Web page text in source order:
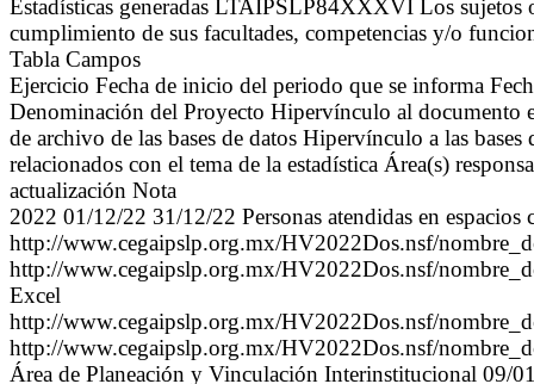
Estadísticas generadas LTAIPSLP84XXXVI Los sujetos
cumplimiento de sus facultades, competencias y/o
Tabla Campos
Ejercicio Fecha de inicio del periodo que se informa
Denominación del Proyecto Hipervínculo al documento
de archivo de las bases de datos Hipervínculo a las
relacionados con el tema de la estadística Área(s)
actualización Nota
2022 01/12/22 31/12/22 Personas atendidas en
http://www.cegaipslp.org.mx/HV2022Dos.nsf/
http://www.cegaipslp.org.mx/HV2022Dos.nsf/
Excel
http://www.cegaipslp.org.mx/HV2022Dos.nsf/
http://www.cegaipslp.org.mx/HV2022Dos.nsf/
Área de Planeación y Vinculación Interinstitucional 09/